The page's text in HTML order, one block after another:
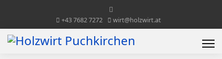
+43 7682 7272 wirt@holzwirt.at